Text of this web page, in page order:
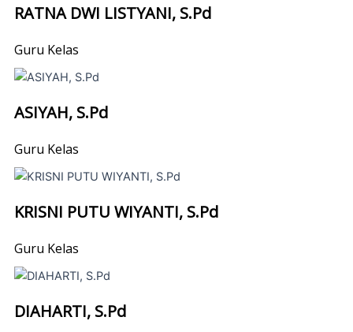
RATNA DWI LISTYANI, S.Pd
Guru Kelas
ASIYAH, S.Pd
Guru Kelas
KRISNI PUTU WIYANTI, S.Pd
Guru Kelas
DIAHARTI, S.Pd